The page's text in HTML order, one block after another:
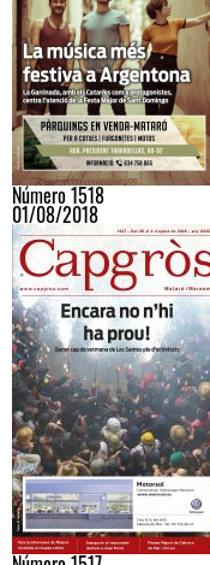
Número 1518
01/08/2018